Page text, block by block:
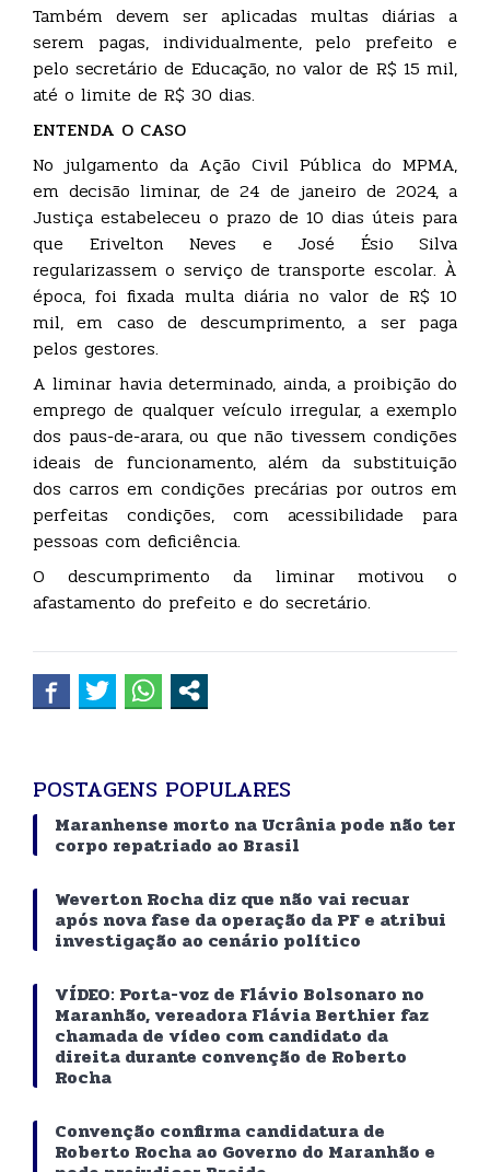
Também devem ser aplicadas multas diárias a
serem pagas, individualmente, pelo prefeito e
pelo secretário de Educação, no valor de R$ 15 mil,
até o limite de R$ 30 dias.
ENTENDA O CASO
No julgamento da Ação Civil Pública do MPMA,
em decisão liminar, de 24 de janeiro de 2024, a
Justiça estabeleceu o prazo de 10 dias úteis para
que Erivelton Neves e José Ésio Silva
regularizassem o serviço de transporte escolar. À
época, foi fixada multa diária no valor de R$ 10
mil, em caso de descumprimento, a ser paga
pelos gestores.
A liminar havia determinado, ainda, a proibição do
emprego de qualquer veículo irregular, a exemplo
dos paus-de-arara, ou que não tivessem condições
ideais de funcionamento, além da substituição
dos carros em condições precárias por outros em
perfeitas condições, com acessibilidade para
pessoas com deficiência.
O descumprimento da liminar motivou o
afastamento do prefeito e do secretário.
POSTAGENS POPULARES
Maranhense morto na Ucrânia pode não ter
corpo repatriado ao Brasil
Weverton Rocha diz que não vai recuar
após nova fase da operação da PF e atribui
investigação ao cenário político
VÍDEO: Porta-voz de Flávio Bolsonaro no
Maranhão, vereadora Flávia Berthier faz
chamada de vídeo com candidato da
direita durante convenção de Roberto
Rocha
Convenção confirma candidatura de
Roberto Rocha ao Governo do Maranhão e